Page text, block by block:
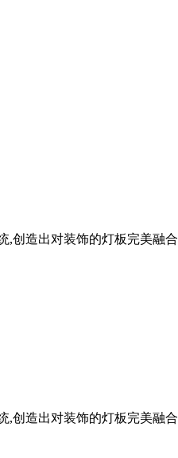
创造出对装饰的灯板完美融合
创造出对装饰的灯板完美融合